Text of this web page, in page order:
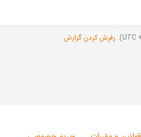
رفرش کردن گزارش